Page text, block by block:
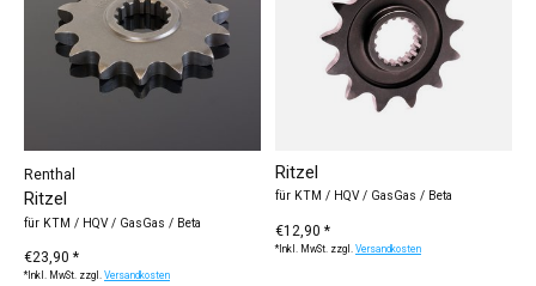
Renthal
Ritzel
für KTM / HQV / GasGas / Beta
€23,90 *
*Inkl. MwSt. zzgl.Versandkosten
Ritzel
für KTM / HQV / GasGas / Beta
€12,90 *
*Inkl. MwSt. zzgl.Versandkosten